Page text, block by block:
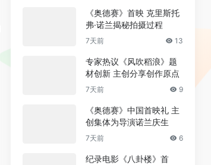
《奥德赛》首映 克里斯托
弗·诺兰揭秘拍摄过程
7天前 13
专家热议《风吹稻浪》题
材创新 主创分享创作原点
7天前 9
《奥德赛》中国首映礼 主
创集体为导演诺兰庆生
7天前 6
纪录电影《八卦楼》首